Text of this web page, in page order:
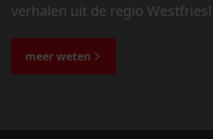
verhalen uit de regio
de bijzondere verhalen.
meer weten